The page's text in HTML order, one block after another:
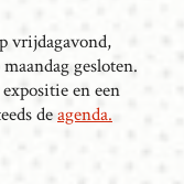
vrijdagavond,
gesloten.
en een
deagenda.